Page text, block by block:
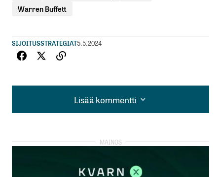
Warren Buffett
SIJOITUSSTRATEGIAT5.5.2024
Lisää kommentti
Lisää kommentti
kirjautua
rekisteröityä